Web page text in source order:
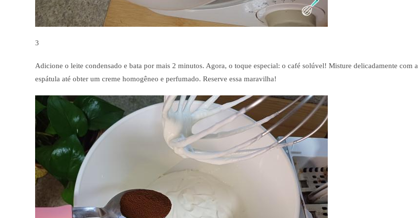
3
Adicione o leite condensado e bata por mais 2 minutos. Agora, o toque especial: o café solúvel! Misture delicadamente com a
espátula até obter um creme homogêneo e perfumado. Reserve essa maravilha!